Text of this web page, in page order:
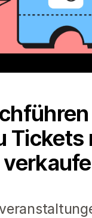
Tickets